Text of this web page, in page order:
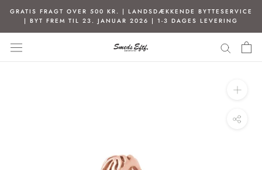
indhold
GRATIS FRAGT OVER 500 KR. | LANDSDÆKKENDE BYTTESERVICE
| BYT FREM TIL 23. JANUAR 2026 | 1-3 DAGES LEVERING